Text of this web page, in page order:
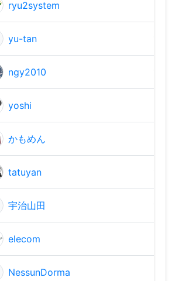
ryu2system
yu-tan
ngy2010
yoshi
かもめん
tatuyan
宇治山田
elecom
NessunDorma